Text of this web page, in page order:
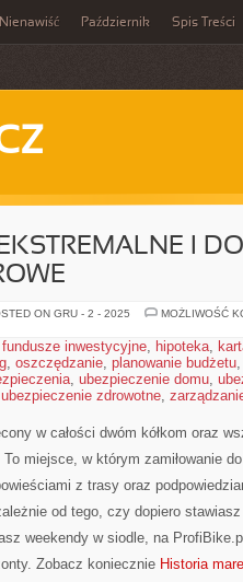
Nienawiść Październik Spis Treści
I
ON GRU - 2 - 2025
MOŻLIWOŚĆ
fundusze inwestycyjne, hipoteka,
, oszczędzanie, planowanie budżetu
, ubezpieczenie domu,
ubezpieczenie zdrowotne,
w całości dwóm kółkom oraz
miejsce, w którym zamiłowanie
z trasy oraz
od tego, czy dopiero
weekendy w siodle, na
Zobacz koniecznie Historia